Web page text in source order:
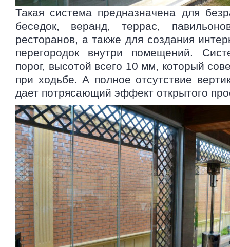
Такая система предназначена для
беседок, веранд, террас,
ресторанов, а также для создания
перегородок внутри помещений.
порог, высотой всего 10 мм, который
при ходьбе. А полное отсутствие
дает потрясающий эффект открытого